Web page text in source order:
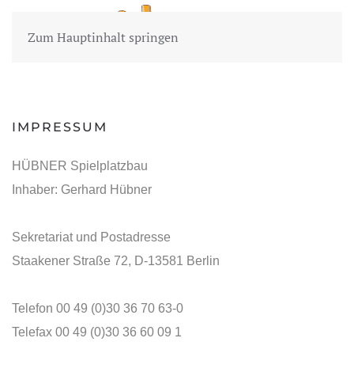
Zum Hauptinhalt springen
IMPRESSUM
HÜBNER Spielplatzbau
Inhaber: Gerhard Hübner
Sekretariat und Postadresse
Staakener Straße 72, D-13581 Berlin
Telefon 00 49 (0)30 36 70 63-0
Telefax 00 49 (0)30 36 60 09 1